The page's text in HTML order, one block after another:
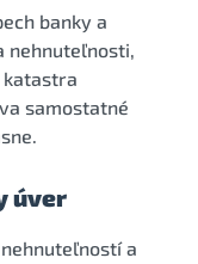
banky a
nehnuteľnosti,
katastra
samostatné
úver
a